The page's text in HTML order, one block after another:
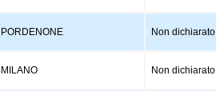
PORDENONE Non dichiarato
MILANO Non dichiarato